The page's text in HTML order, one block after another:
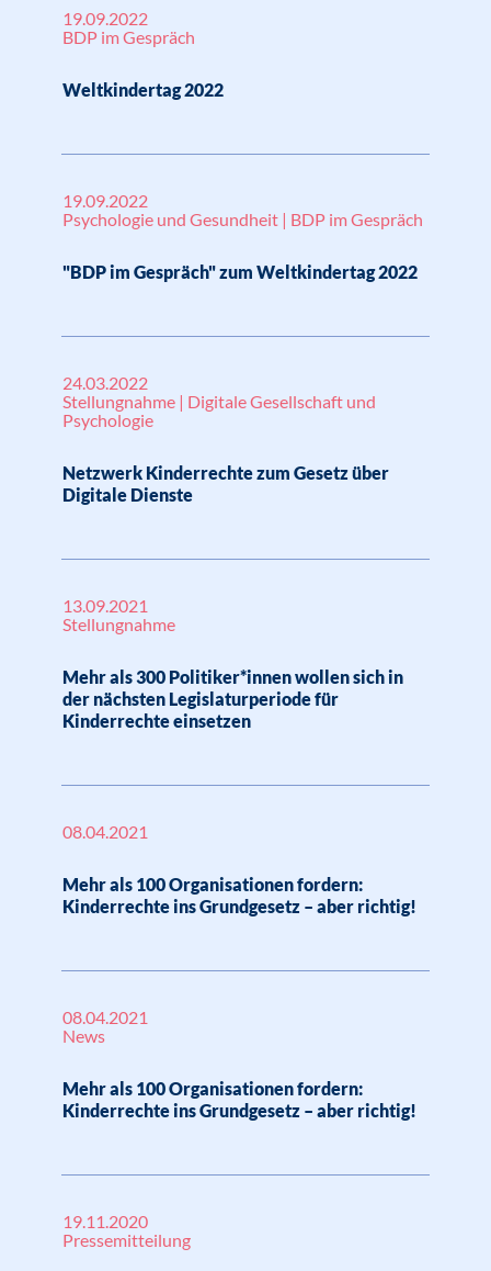
19.09.2022
BDP im Gespräch
Weltkindertag 2022
19.09.2022
Psychologie und Gesundheit | BDP im Gespräch
"BDP im Gespräch" zum Weltkindertag 2022
24.03.2022
Stellungnahme | Digitale Gesellschaft und
Psychologie
Netzwerk Kinderrechte zum Gesetz über
Digitale Dienste
13.09.2021
Stellungnahme
Mehr als 300 Politiker*innen wollen sich in
der nächsten Legislaturperiode für
Kinderrechte einsetzen
08.04.2021
Mehr als 100 Organisationen fordern:
Kinderrechte ins Grundgesetz – aber richtig!
08.04.2021
News
Mehr als 100 Organisationen fordern:
Kinderrechte ins Grundgesetz – aber richtig!
19.11.2020
Pressemitteilung